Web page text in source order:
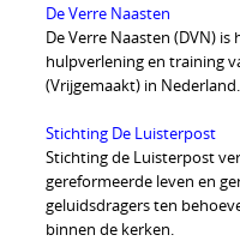
De Verre Naasten
De Verre Naasten (DVN)
hulpverlening en training
(Vrijgemaakt) in Nederland.
Stichting De Luisterpost
Stichting de Luisterpost
gereformeerde leven en
geluidsdragers ten
binnen de kerken.